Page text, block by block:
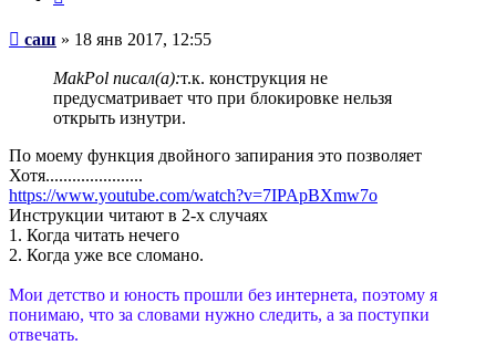
Сообщение
саш » 18 янв 2017, 12:55
MakPol писал(а):т.к. конструкция не
предусматривает что при блокировке нельзя
открыть изнутри.
По моему функция двойного запирания это позволяет
Хотя......................
https://www.youtube.com/watch?v=7IPApBXmw7o
Инструкции читают в 2-х случаях
1. Когда читать нечего
2. Когда уже все сломано.
Мои детство и юность прошли без интернета, поэтому я
понимаю, что за словами нужно следить, а за поступки
отвечать.